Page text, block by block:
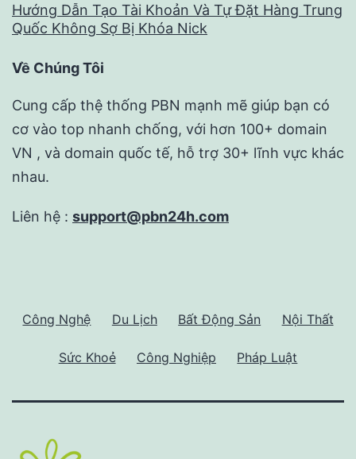
Hướng Dẫn Tạo Tài Khoản Và Tự Đặt Hàng Trung
Quốc Không Sợ Bị Khóa Nick
Về Chúng Tôi
Cung cấp thệ thống PBN mạnh mẽ giúp bạn có
cơ vào top nhanh chống, với hơn 100+ domain
VN , và domain quốc tế, hỗ trợ 30+ lĩnh vực khác
nhau.
Liên hệ : support@pbn24h.com
Công Nghệ Du Lịch Bất Động Sản Nội Thất
Sức Khoẻ Công Nghiệp Pháp Luật